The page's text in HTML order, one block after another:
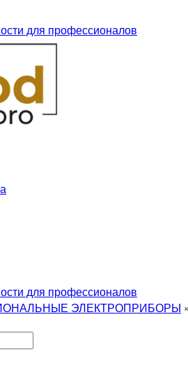
для профессионалов
для профессионалов
ЭЛЕКТРОПРИБОРЫ